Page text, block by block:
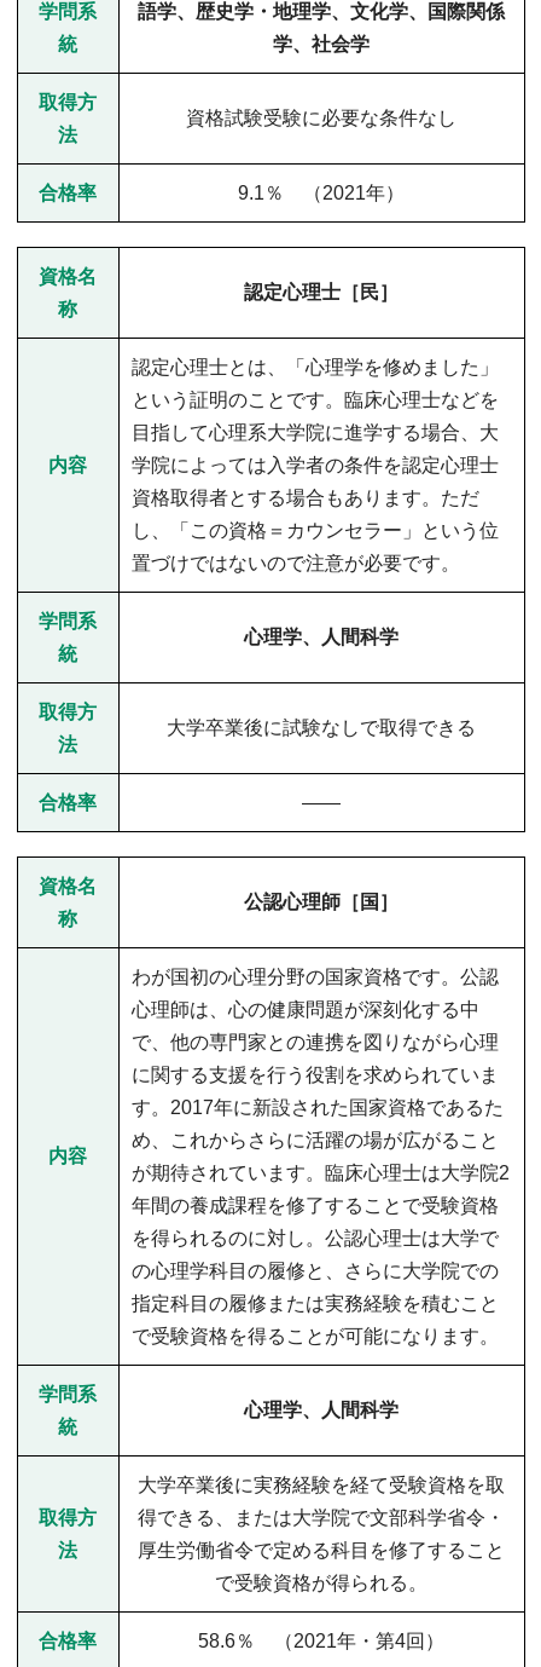
学問系
統
語学、歴史学・地理学、文化学、国際関係
学、社会学
取得方
法
資格試験受験に必要な条件なし
合格率 9.1％ （2021年）
資格名
称
認定心理士［民］
内容
認定心理士とは、「心理学を修めました」
という証明のことです。臨床心理士などを
目指して心理系大学院に進学する場合、大
学院によっては入学者の条件を認定心理士
資格取得者とする場合もあります。ただ
し、「この資格＝カウンセラー」という位
置づけではないので注意が必要です。
学問系
統
心理学、人間科学
取得方
法
大学卒業後に試験なしで取得できる
合格率 ――
資格名
称
公認心理師［国］
内容
わが国初の心理分野の国家資格です。公認
心理師は、心の健康問題が深刻化する中
で、他の専門家との連携を図りながら心理
に関する支援を行う役割を求められていま
す。2017年に新設された国家資格であるた
め、これからさらに活躍の場が広がること
が期待されています。臨床心理士は大学院2
年間の養成課程を修了することで受験資格
を得られるのに対し。公認心理士は大学で
の心理学科目の履修と、さらに大学院での
指定科目の履修または実務経験を積むこと
で受験資格を得ることが可能になります。
学問系
統
心理学、人間科学
取得方
法
大学卒業後に実務経験を経て受験資格を取
得できる、または大学院で文部科学省令・
厚生労働省令で定める科目を修了すること
で受験資格が得られる。
合格率 58.6％ （2021年・第4回）